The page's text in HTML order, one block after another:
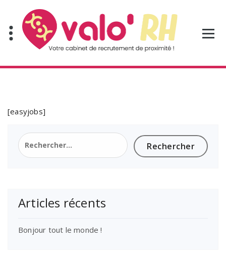
contenu
[easyjobs]
Rechercher :
Articles récents
Bonjour tout le monde !